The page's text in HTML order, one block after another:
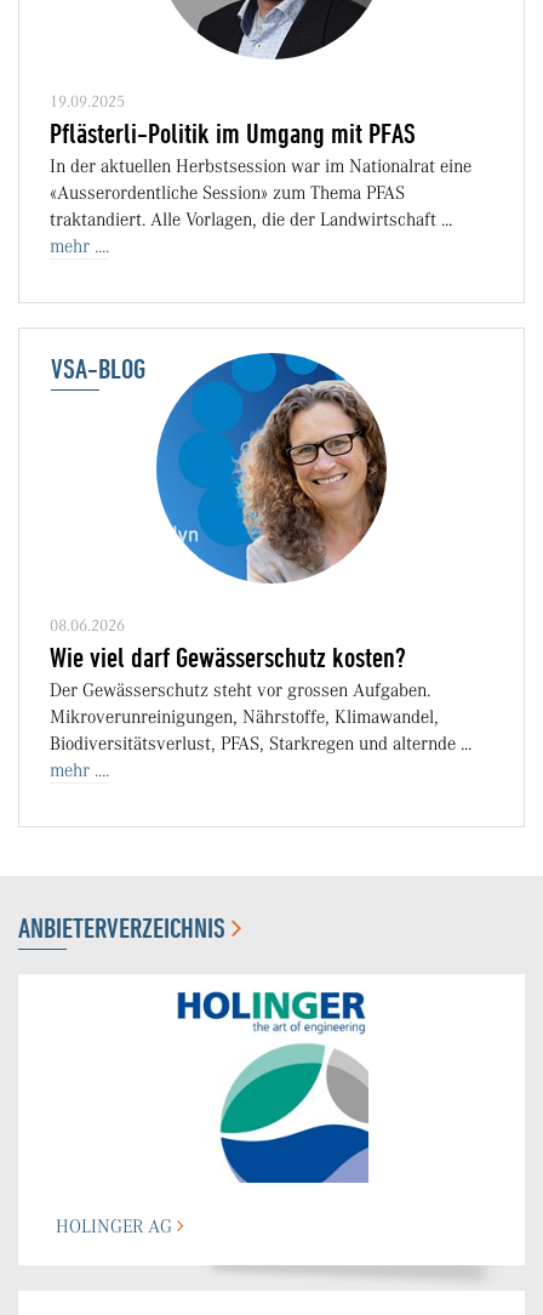
19.09.2025
Pflästerli-Politik im Umgang mit PFAS
In der aktuellen Herbstsession war im Nationalrat eine
«Ausserordentliche Session» zum Thema PFAS
traktandiert. Alle Vorlagen, die der Landwirtschaft ...
mehr ....
VSA-BLOG
08.06.2026
Wie viel darf Gewässerschutz kosten?
Der Gewässerschutz steht vor grossen Aufgaben.
Mikroverunreinigungen, Nährstoffe, Klimawandel,
Biodiversitätsverlust, PFAS, Starkregen und alternde ...
mehr ....
ANBIETERVERZEICHNIS
HOLINGER AG